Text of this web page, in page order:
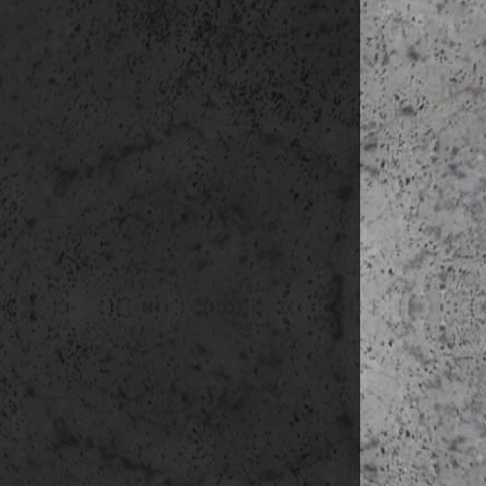
ha lesz
15:00-
szállás:
4.nap(ápr. 21.
reggeli
09:00-10:15
10:15-14:45
14:45-15:30
15:30-17:15
17:15-19:00
szállás:
5.nap(ápr. 22.